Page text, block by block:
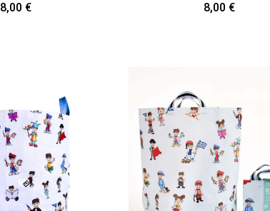
8,00 € 8,00 €